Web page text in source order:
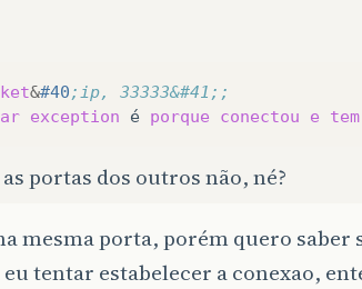
&#40;ip, 33333&#41;;
exception é porque conectou e tem
portas dos outros não, né?
mesma porta, porém quero saber
tentar estabelecer a conexao,